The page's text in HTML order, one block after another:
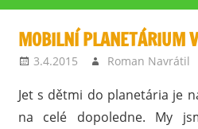
MOBILNÍ PLANETÁRIUM
3.4.2015 Roman Navrátil
Jet s dětmi do planetária je
na celé dopoledne. My